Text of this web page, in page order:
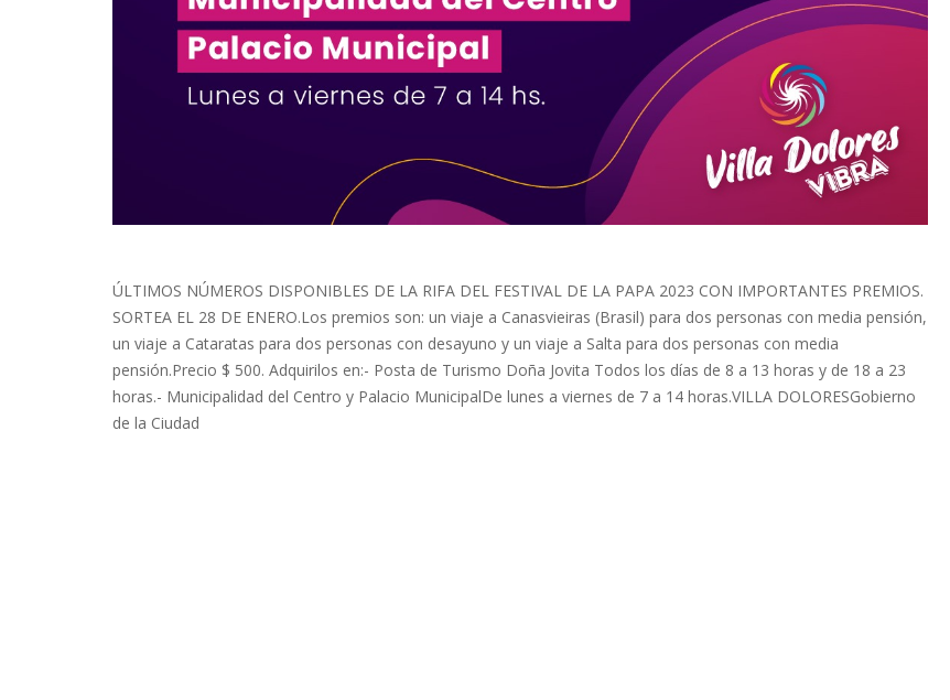
ÚLTIMOS NÚMEROS DISPONIBLES DE LA RIFA DEL FESTIVAL DE LA PAPA 2023 CON IMPORTANTES PREMIOS.
SORTEA EL 28 DE ENERO.Los premios son: un viaje a Canasvieiras (Brasil) para dos personas con media pensión,
un viaje a Cataratas para dos personas con desayuno y un viaje a Salta para dos personas con media
pensión.Precio $ 500. Adquirilos en:- Posta de Turismo Doña Jovita Todos los días de 8 a 13 horas y de 18 a 23
horas.- Municipalidad del Centro y Palacio MunicipalDe lunes a viernes de 7 a 14 horas.VILLA DOLORESGobierno
de la Ciudad